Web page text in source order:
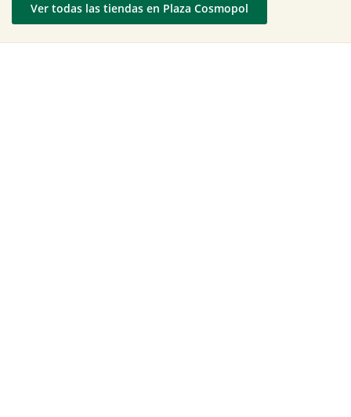
Ver todas las tiendas en Plaza Cosmopol